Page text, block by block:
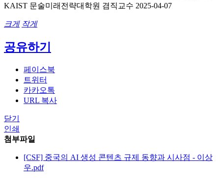
KAIST 문술미래전략대학원 겸직교수 2025-04-07
크게 작게
공유하기
페이스북
트위터
카카오톡
URL 복사
닫기
인쇄
첨부파일
[CSF] 중국의 AI 생성 콘텐츠 규제 동향과 시사점 - 이상
우.pdf